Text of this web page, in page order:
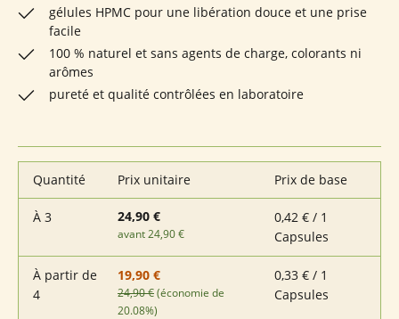
gélules HPMC pour une libération douce et une prise
facile
100 % naturel et sans agents de charge, colorants ni
arômes
pureté et qualité contrôlées en laboratoire
Quantité Prix unitaire Prix de base
À 3 24,90 €
avant 24,90 €
0,42 € / 1
Capsules
À partir de
4
19,90 €
24,90 €(économie de
20.08%)
0,33 € / 1
Capsules